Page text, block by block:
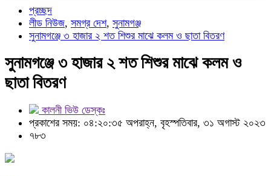
প্রচ্ছদ
লীড নিউজ, সমগ্র দেশ, সুনামগঞ্জ
সুনামগঞ্জে ৩ হাজার ২ শত শিশুর মাঝে কলম ও ছাতা বিতরণ
সুনামগঞ্জে ৩ হাজার ২ শত শিশুর মাঝে কলম ও
ছাতা বিতরণ
কালনী ভিউ ডেস্কঃ
প্রকাশের সময়: ০৪:২০:৩৫ অপরাহ্ন, বৃহস্পতিবার, ৩১ অগাস্ট ২০২৩
৭৮৩